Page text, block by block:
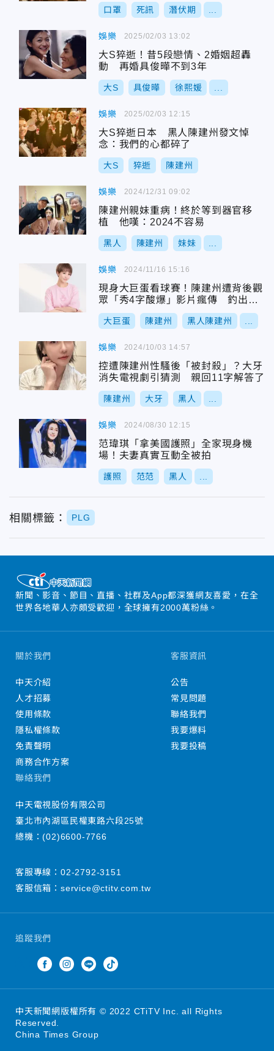
口罩 死訊 潛伏期
娛樂
大S猝逝！昔5段戀情、2婚姻超轟
動 再婚具俊曄不到3年
大S 具俊曄 徐熙媛
2025/02/03 13:02
娛樂
大S猝逝日本 黑人陳建州發文悼
念：我們的心都碎了
大S 猝逝 陳建州
2025/02/03 12:15
娛樂
陳建州親妹重病！終於等到器官移
植 他嘆：2024不容易
黑人 陳建州 妹妹
2024/12/31 09:02
娛樂
現身大巨蛋看球賽！陳建州遭背後觀
眾「秀4字酸爆」影片瘋傳 釣出大
牙回應了
大巨蛋 陳建州 黑人陳建州
2024/11/16 15:16
娛樂
控遭陳建州性騷後「被封殺」？大牙
消失電視劇引猜測 親回11字解答了
陳建州 大牙 黑人
2024/10/03 14:57
娛樂
范瑋琪「拿美國護照」全家現身機
場！夫妻真實互動全被拍
護照 范范 黑人
2024/08/30 12:15
相關標籤： PLG
新聞、影音、節目、直播、社群及App都深獲網友喜愛，在全
世界各地華人亦頗受歡迎，全球擁有2000萬粉絲。
追蹤我們
關於我們
中天介紹
人才招募
使用條款
隱私權條款
免責聲明
商務合作方案
客服資訊
公告
常見問題
聯絡我們
我要爆料
我要投稿
聯絡我們
中天電視股份有限公司
臺北市內湖區民權東路六段25號
總機：(02)6600-7766
客服專線： 02-2792-3151
客服信箱： service@ctitv.com.tw
中天新聞網版權所有 © 2022 CTiTV Inc. all Rights
Reserved.
China Times Group